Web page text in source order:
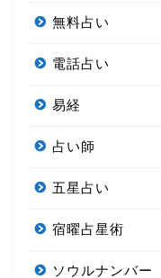
無料占い
電話占い
易経
占い師
五星占い
宿曜占星術
ソウルナンバー